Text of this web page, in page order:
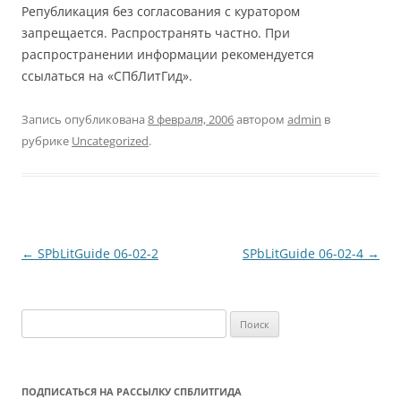
Републикация без согласования с куратором
запрещается. Распространять частно. При
распространении информации рекомендуется
ссылаться на «СПбЛитГид».
Запись опубликована 8 февраля, 2006автором admin в
рубрике Uncategorized.
Навигация
← SPbLitGuide 06-02-2 SPbLitGuide 06-02-4 →
ПОДПИСАТЬСЯ НА РАССЫЛКУ СПБЛИТГИДА